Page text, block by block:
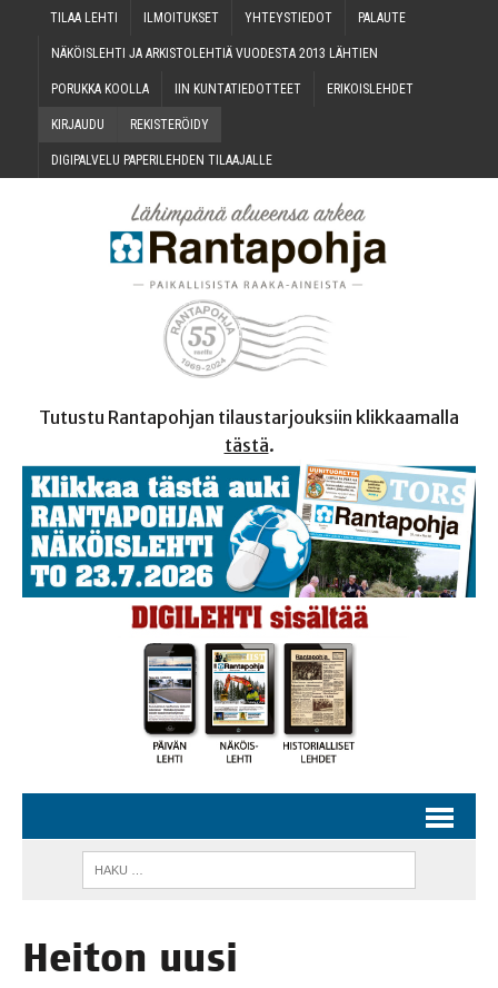
TILAA LEH­TI ILMOI­TUK­SET YHTEYS­TIE­DOT PALAU­TE
NÄKÖIS­LEH­TI JA ARKIS­TO­LEH­TIÄ VUO­DES­TA 2013 LÄHTIEN
PORUK­KA KOOLLA IIN KUN­TA­TIE­DOT­TEET ERI­KOIS­LEH­DET
KIR­JAU­DU REKIS­TE­RÖI­DY
DIGI­PAL­VE­LU PAPE­RI­LEH­DEN TILAAJALLE
Tutustu Rantapohjan tilaustarjouksiin klikkaamalla
tästä.
Hei­ton uusi